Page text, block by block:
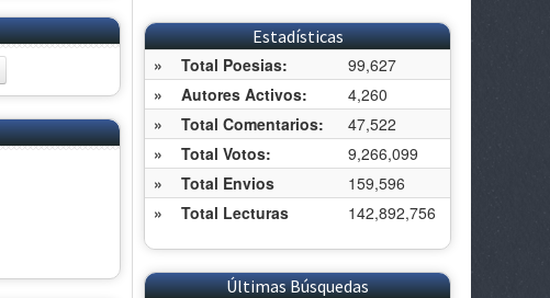
Estadísticas
»
Total Poesias:
99,627
»
Autores Activos:
4,260
»
Total Comentarios:
47,522
»
Total Votos:
9,266,099
»
Total Envios
159,596
»
Total Lecturas 142,892,756
Últimas Búsquedas